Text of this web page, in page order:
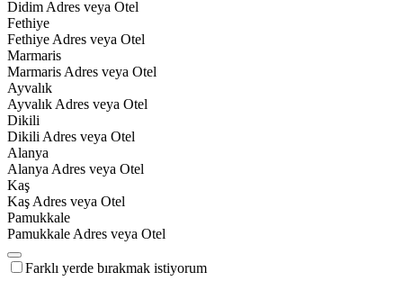
Didim Adres veya Otel
Fethiye
Fethiye Adres veya Otel
Marmaris
Marmaris Adres veya Otel
Ayvalık
Ayvalık Adres veya Otel
Dikili
Dikili Adres veya Otel
Alanya
Alanya Adres veya Otel
Kaş
Kaş Adres veya Otel
Pamukkale
Pamukkale Adres veya Otel
Farklı yerde bırakmak istiyorum